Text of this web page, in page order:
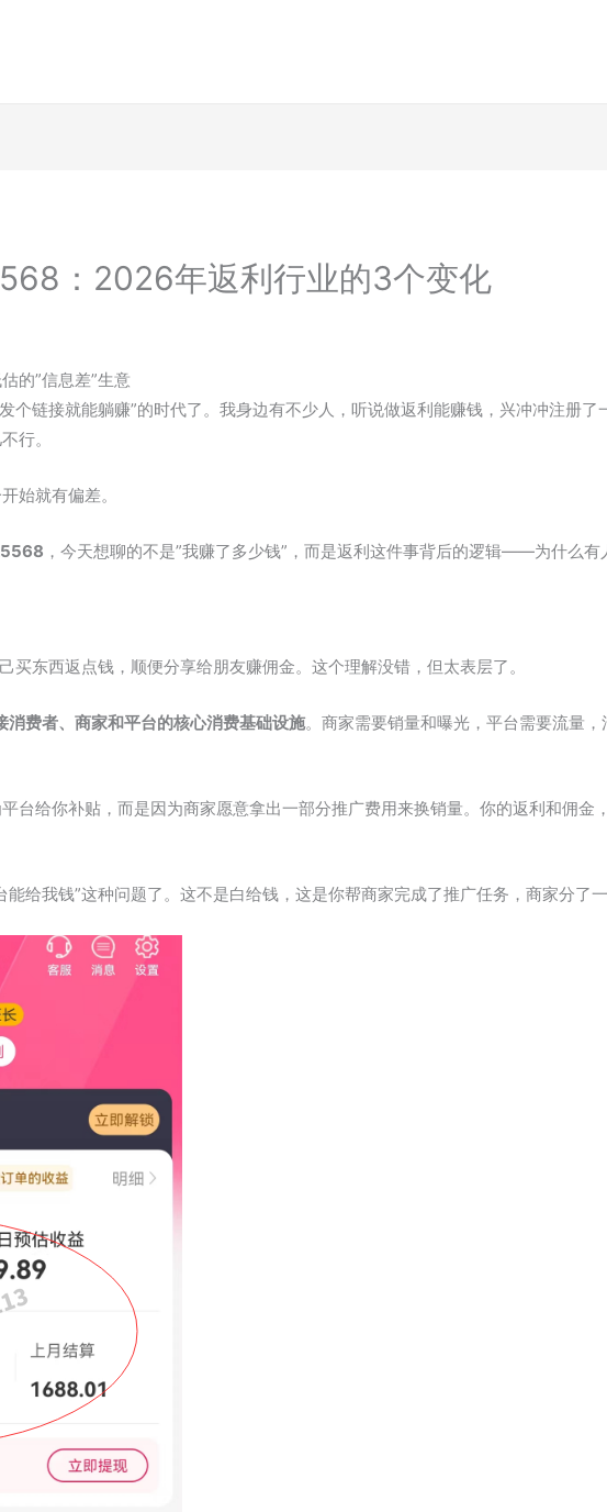
：2026年返利行业的3个变化
的”信息差”生意
个链接就能躺赚”的时代了。我身边有不少人，听说做返利能赚钱，兴冲冲注册了
行。
始就有偏差。
，今天想聊的不是”我赚了多少钱”，而是返利这件事背后的逻辑——为什么有
买东西返点钱，顺便分享给朋友赚佣金。这个理解没错，但太表层了。
消费者、商家和平台的核心消费基础设施。商家需要销量和曝光，平台需要流量
台给你补贴，而是因为商家愿意拿出一部分推广费用来换销量。你的返利和佣金
给我钱”这种问题了。这不是白给钱，这是你帮商家完成了推广任务，商家分了一